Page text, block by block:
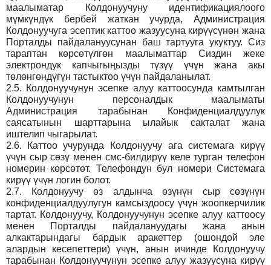
маалыматар Колдонуучуну идентификациялоого
мүмкүндүк бербей жаткан учурда, Администрация
Колдонуучуга эсептик каттоо жазуусуна кирүүсүнөн жана
Порталды пайдалануусунан баш тартууга укуктуу. Сиз
тараптан көрсөтүлгөн маалыматтар Сиздин жеке
электрондук капчыгыңызды түзүү үчүн жана акы
төлөнгөндүгүн тастыктоо үчүн пайдаланылат.
2.5. Колдонуучунун эсепке алуу каттоосунда камтылган
Колдонуучунун персоналдык маалыматы
Администрация тарабынан Конфиденциалдуулук
саясатынын шарттарына ылайык сакталат жана
иштелип чыгарылат.
2.6.
Каттоо учурунда Колдонуучу ага системага кирүү
үчүн сыр сөзү менен смс-билдирүү келе турган телефон
номерин көрсөтөт. Телефондун бул номери Системага
кирүү үчүн логин болот.
2.7.
Колдонуучу өз алдынча өзүнүн сыр сөзүнүн
конфиденциалдуулугун камсыздоосу үчүн жоопкерчилик
тартат. Колдонуучу, Колдонуучунун эсепке алуу каттоосу
менен Порталды пайдалануудагы жана анын
алкактарындагы бардык аракеттер (ошондой эле
алардын кесепеттери) үчүн, анын ичинде Колдонуучу
тарабынан Колдонуучунун эсепке алуу жазуусуна кирүү